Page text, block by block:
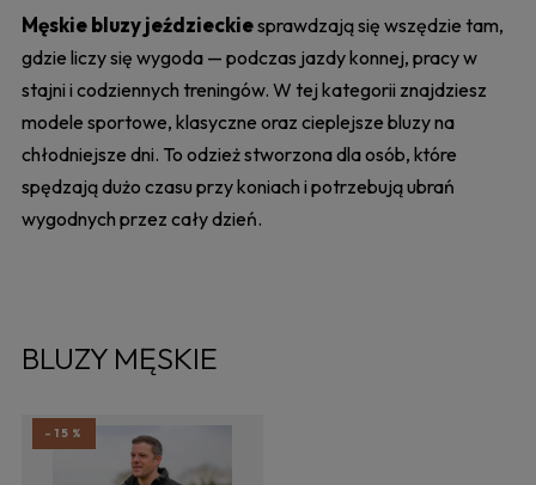
Męskie bluzy jeździeckiesprawdzają się wszędzie tam,
gdzie liczy się wygoda — podczas jazdy konnej, pracy w
stajni i codziennych treningów. W tej kategorii znajdziesz
modele sportowe, klasyczne oraz cieplejsze bluzy na
chłodniejsze dni. To odzież stworzona dla osób, które
spędzają dużo czasu przy koniach i potrzebują ubrań
wygodnych przez cały dzień.
BLUZY MĘSKIE
-15%